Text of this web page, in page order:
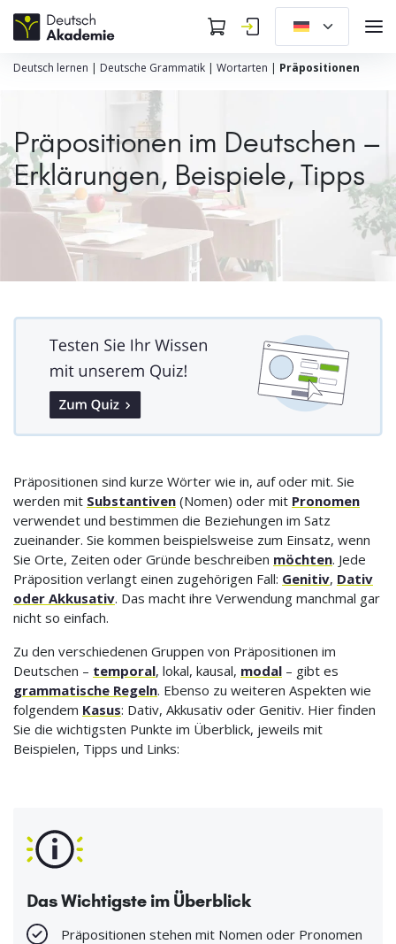
Deutsch lernen | Deutsche Grammatik | Wortarten | Präpositionen
Präpositionen im Deutschen –
Erklärungen, Beispiele, Tipps
Präpositionen sind kurze Wörter wie in, auf oder mit. Sie
werden mit Substantiven (Nomen) oder mit Pronomen
verwendet und bestimmen die Beziehungen im Satz
zueinander. Sie kommen beispielsweise zum Einsatz, wenn
Sie Orte, Zeiten oder Gründe beschreiben möchten. Jede
Präposition verlangt einen zugehörigen Fall: Genitiv, Dativ
oder Akkusativ. Das macht ihre Verwendung manchmal gar
nicht so einfach.
Zu den verschiedenen Gruppen von Präpositionen im
Deutschen – temporal, lokal, kausal, modal – gibt es
grammatische Regeln. Ebenso zu weiteren Aspekten wie
folgendem Kasus: Dativ, Akkusativ oder Genitiv. Hier finden
Sie die wichtigsten Punkte im Überblick, jeweils mit
Beispielen, Tipps und Links:
Das Wichtigste im Überblick
Präpositionen stehen mit Nomen oder Pronomen